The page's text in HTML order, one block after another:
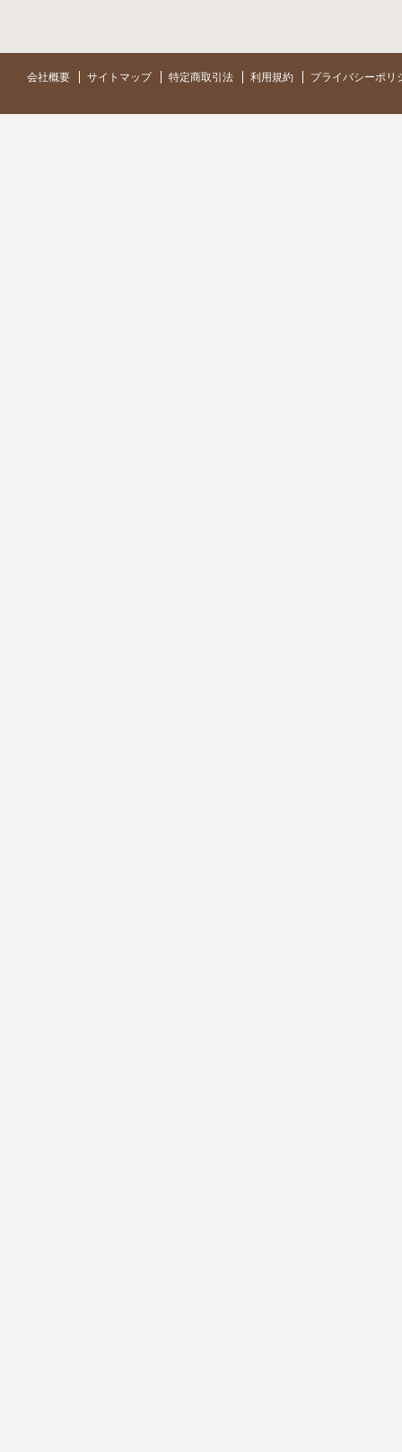
会社概要 サイトマップ 特定商取引法 利用規約 プライバシーポリ